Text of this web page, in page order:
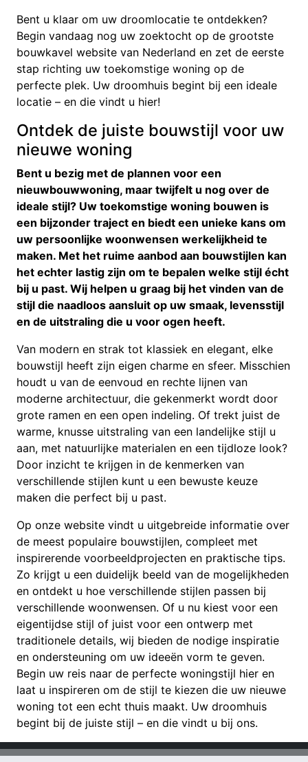
Bent u klaar om uw droomlocatie te ontdekken?
Begin vandaag nog uw zoektocht op de grootste
bouwkavel website van Nederland en zet de eerste
stap richting uw toekomstige woning op de
perfecte plek. Uw droomhuis begint bij een ideale
locatie – en die vindt u hier!
Ontdek de juiste bouwstijl voor uw
nieuwe woning
Bent u bezig met de plannen voor een
nieuwbouwwoning, maar twijfelt u nog over de
ideale stijl? Uw toekomstige woning bouwen is
een bijzonder traject en biedt een unieke kans om
uw persoonlijke woonwensen werkelijkheid te
maken. Met het ruime aanbod aan bouwstijlen kan
het echter lastig zijn om te bepalen welke stijl écht
bij u past. Wij helpen u graag bij het vinden van de
stijl die naadloos aansluit op uw smaak, levensstijl
en de uitstraling die u voor ogen heeft.
Van modern en strak tot klassiek en elegant, elke
bouwstijl heeft zijn eigen charme en sfeer. Misschien
houdt u van de eenvoud en rechte lijnen van
moderne architectuur, die gekenmerkt wordt door
grote ramen en een open indeling. Of trekt juist de
warme, knusse uitstraling van een landelijke stijl u
aan, met natuurlijke materialen en een tijdloze look?
Door inzicht te krijgen in de kenmerken van
verschillende stijlen kunt u een bewuste keuze
maken die perfect bij u past.
Op onze website vindt u uitgebreide informatie over
de meest populaire bouwstijlen, compleet met
inspirerende voorbeeldprojecten en praktische tips.
Zo krijgt u een duidelijk beeld van de mogelijkheden
en ontdekt u hoe verschillende stijlen passen bij
verschillende woonwensen. Of u nu kiest voor een
eigentijdse stijl of juist voor een ontwerp met
traditionele details, wij bieden de nodige inspiratie
en ondersteuning om uw ideeën vorm te geven.
Begin uw reis naar de perfecte woningstijl hier en
laat u inspireren om de stijl te kiezen die uw nieuwe
woning tot een echt thuis maakt. Uw droomhuis
begint bij de juiste stijl – en die vindt u bij ons.